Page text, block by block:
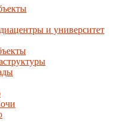
и университет